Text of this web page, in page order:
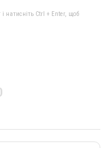
натисніть Ctrl + Enter, щоб